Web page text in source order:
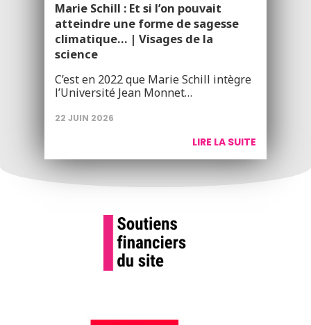
Marie Schill : Et si l’on pouvait
atteindre une forme de sagesse
climatique… | Visages de la
science
C’est en 2022 que Marie Schill intègre
l’Université Jean Monnet…
22 JUIN 2026
LIRE LA SUITE